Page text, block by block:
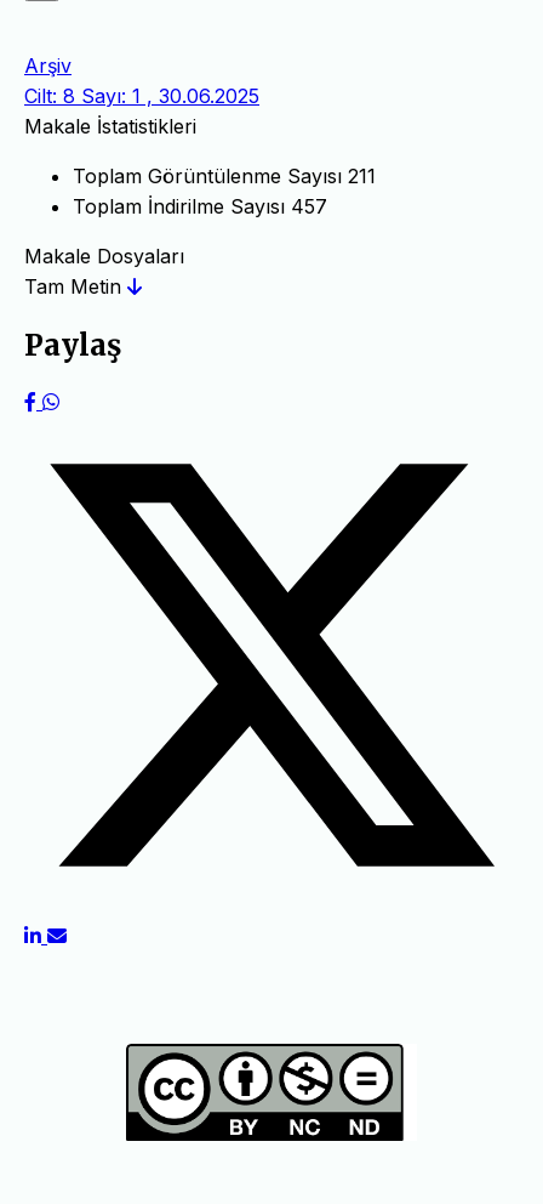
Arşiv
Cilt: 8 Sayı: 1 , 30.06.2025
Makale İstatistikleri
Toplam Görüntülenme Sayısı 211
Toplam İndirilme Sayısı 457
Makale Dosyaları
Tam Metin
Paylaş